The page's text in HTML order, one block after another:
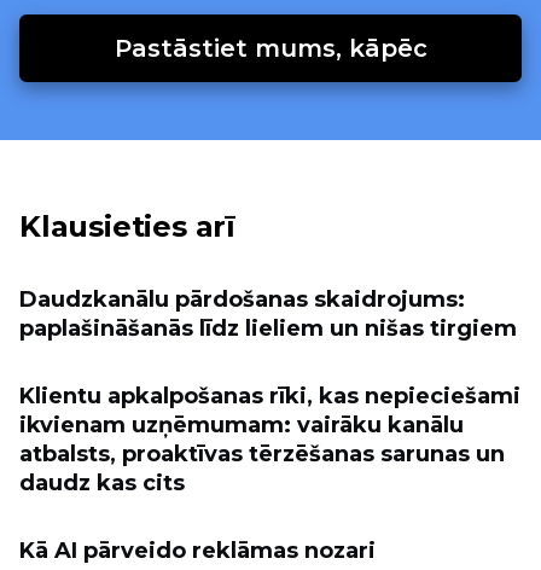
Pastāstiet mums, kāpēc
Klausieties arī
Daudzkanālu pārdošanas skaidrojums:
paplašināšanās līdz lieliem un nišas tirgiem
Klientu apkalpošanas rīki, kas nepieciešami
ikvienam uzņēmumam: vairāku kanālu
atbalsts, proaktīvas tērzēšanas sarunas un
daudz kas cits
Kā AI pārveido reklāmas nozari